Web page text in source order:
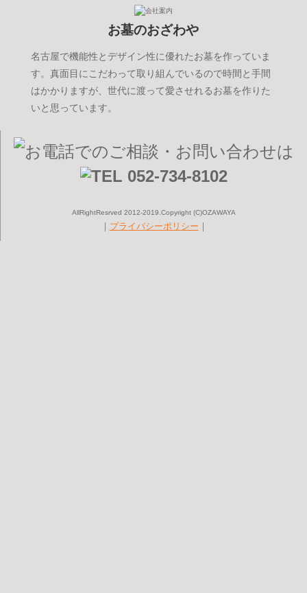
お墓のおざわや
名古屋で機能性とデザイン性に優れたお墓を作っていま
す。真面目にこだわって取り組んでいるので時間と手間
はかかりますが、世代に渡って愛させれるお墓を作りた
いと思っています。
AllRightResrved 2012-2019.Copyright (C)OZAWAYA
｜ プライバシーポリシー ｜